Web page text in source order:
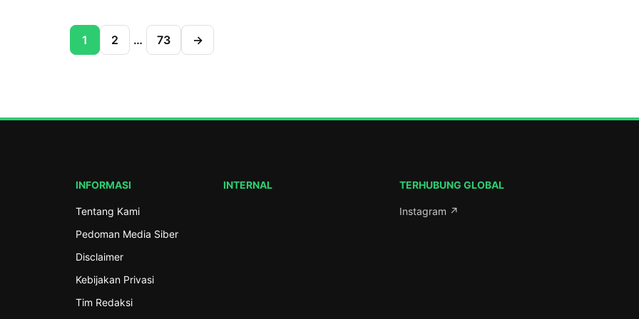
(19/7/2026) di Pondok Pesantren Al-Hasani, Komplek
SMK Ma’arif NU 01 Limpung, Kabupaten Batang.
program Sambang Pesantren RMI PWNU Jawa […]
1 2 … 73 →
INFORMASI
Tentang Kami
Pedoman Media Siber
Disclaimer
Kebijakan Privasi
Tim Redaksi
INTERNAL TERHUBUNG GLOBAL
Instagram ↗